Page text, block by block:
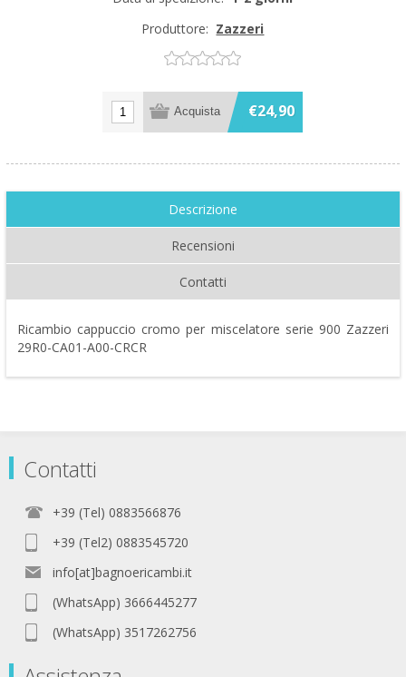
Produttore: Zazzeri
€24,90
Descrizione
Recensioni
Contatti
Ricambio cappuccio cromo per miscelatore serie 900 Zazzeri
29R0-CA01-A00-CRCR
Contatti
+39 (Tel) 0883566876
+39 (Tel2) 0883545720
info[at]bagnoericambi.it
(WhatsApp) 3666445277
(WhatsApp) 3517262756